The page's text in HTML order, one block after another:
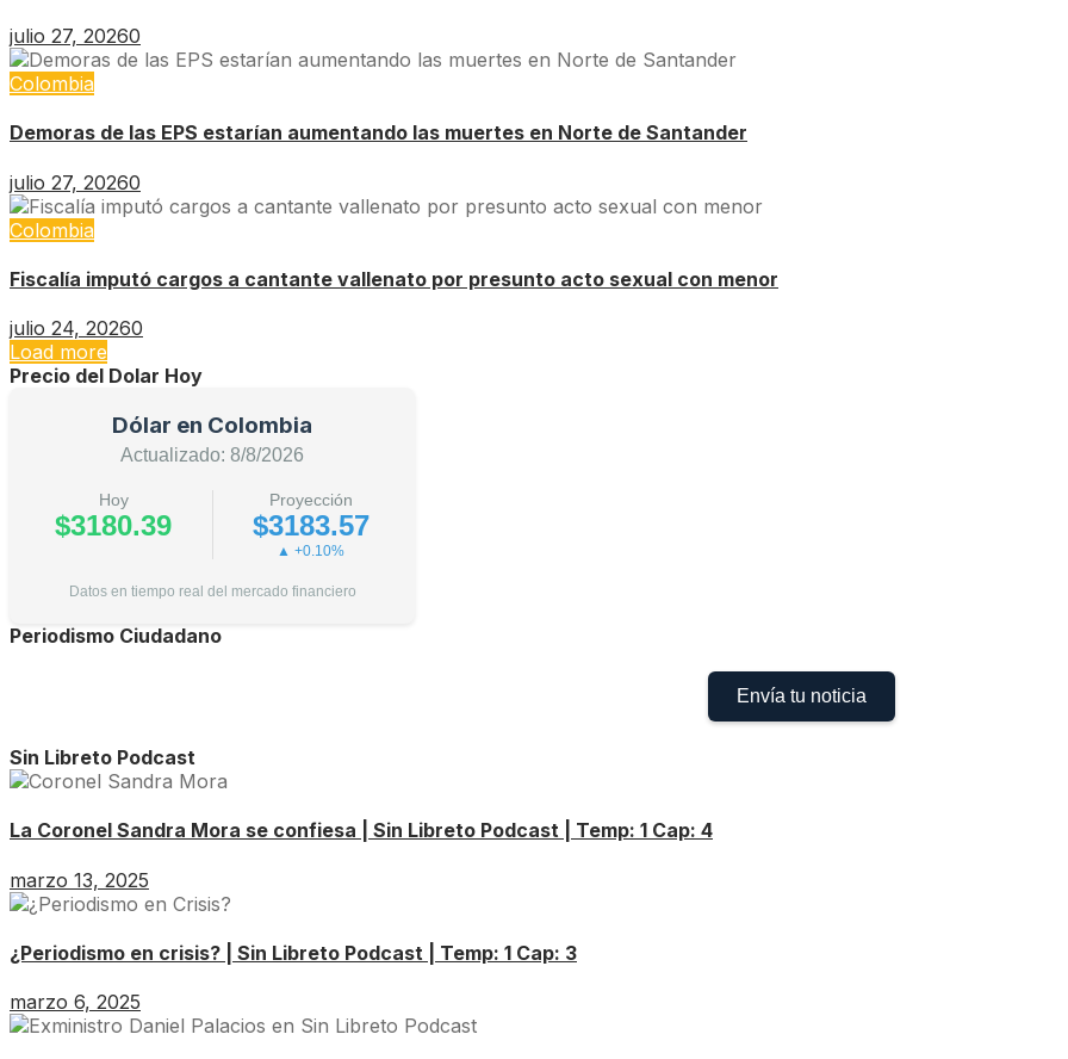
julio 27, 20260
Colombia
Demoras de las EPS estarían aumentando las muertes en Norte de Santander
julio 27, 20260
Colombia
Fiscalía imputó cargos a cantante vallenato por presunto acto sexual con menor
julio 24, 20260
Load more
Precio del Dolar Hoy
Dólar en Colombia
Actualizado: 8/8/2026
Hoy
$3180.39
Proyección
$3183.57
▲ +0.10%
Datos en tiempo real del mercado financiero
Periodismo Ciudadano
Envía tu noticia
Sin Libreto Podcast
La Coronel Sandra Mora se confiesa | Sin Libreto Podcast | Temp: 1 Cap: 4
marzo 13, 2025
¿Periodismo en crisis? | Sin Libreto Podcast | Temp: 1 Cap: 3
marzo 6, 2025